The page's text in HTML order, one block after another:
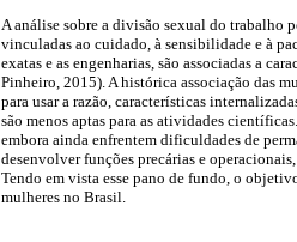
A análise sobre a divisão sexual do trabalho
vinculadas ao cuidado, à sensibilidade e à
exatas e as engenharias, são associadas a
Pinheiro, 2015). A histórica associação das
para usar a razão, características
são menos aptas para as atividades
embora ainda enfrentem dificuldades de
desenvolver funções precárias e
Tendo em vista esse pano de fundo, o
mulheres no Brasil.